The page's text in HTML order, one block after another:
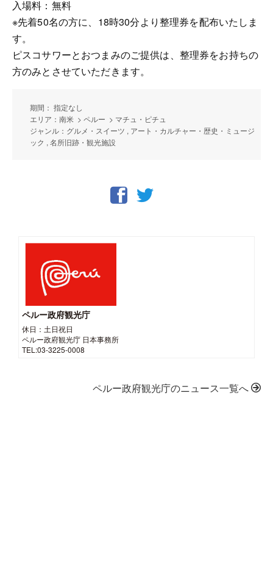
入場料：無料
※先着50名の方に、18時30分より整理券を配布いたしま
す。
ピスコサワーとおつまみのご提供は、整理券をお持ちの
方のみとさせていただきます。
期間： 指定なし
エリア：南米 > ペルー > マチュ・ピチュ
ジャンル：グルメ・スイーツ , アート・カルチャー・歴史・ミュージ
ック , 名所旧跡・観光施設
ペルー政府観光庁
休日：土日祝日
ペルー政府観光庁 日本事務所
TEL:03-3225-0008
ペルー政府観光庁のニュース一覧へ